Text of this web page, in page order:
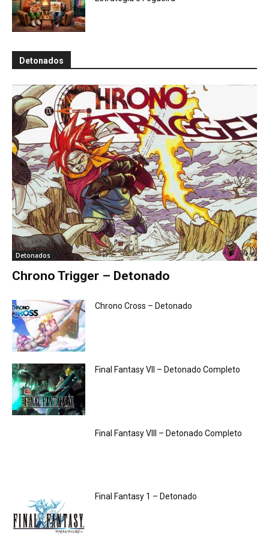
Detonados
Detonados
Chrono Trigger – Detonado
Chrono Cross – Detonado
Final Fantasy VII – Detonado Completo
Final Fantasy VIII – Detonado Completo
Final Fantasy 1 – Detonado